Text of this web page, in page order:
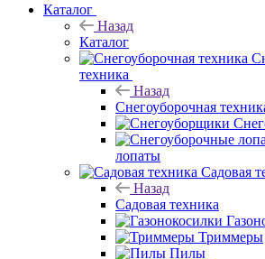
Каталог
Назад
Каталог
техника
Назад
Снегоуборочная
лопаты
Садовая
Назад
Садовая техника
Триммеры
Пилы